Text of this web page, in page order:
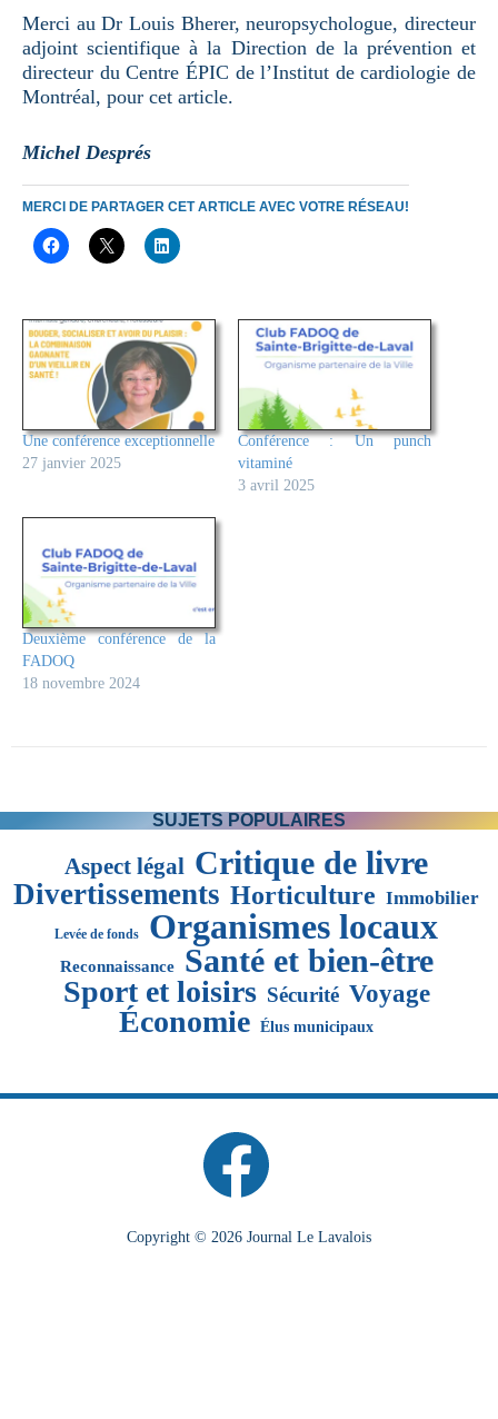
Merci au Dr Louis Bherer, neuropsychologue, directeur
adjoint scientifique à la Direction de la prévention et
directeur du Centre ÉPIC de l’Institut de cardiologie de
Montréal, pour cet article.
Michel Després
MERCI DE PARTAGER CET ARTICLE AVEC VOTRE RÉSEAU!
Une conférence exceptionnelle
27 janvier 2025
Conférence : Un punch
vitaminé
3 avril 2025
Deuxième conférence de la
FADOQ
18 novembre 2024
SUJETS POPULAIRES
Aspect légal Critique de livre
Divertissements Horticulture Immobilier
Levée de fonds Organismes locaux
Reconnaissance Santé et bien-être
Sport et loisirs Sécurité Voyage
Économie Élus municipaux
Copyright © 2026 Journal Le Lavalois